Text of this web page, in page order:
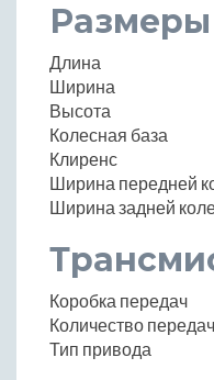
Длина
Ширина
Высота
Колесная база
Клиренс
Ширина передней
Ширина задней
Коробка передач
Количество передач
Тип привода